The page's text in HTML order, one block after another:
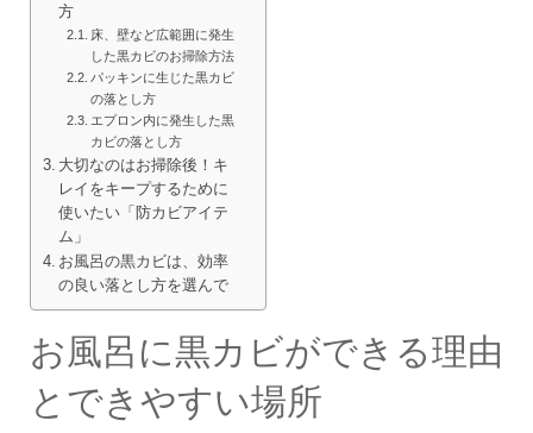
方
床、壁など広範囲に発生
した黒カビのお掃除方法
パッキンに生じた黒カビ
の落とし方
エプロン内に発生した黒
カビの落とし方
大切なのはお掃除後！キ
レイをキープするために
使いたい「防カビアイテ
ム」
お風呂の黒カビは、効率
の良い落とし方を選んで
お風呂に黒カビができる理由
とできやすい場所